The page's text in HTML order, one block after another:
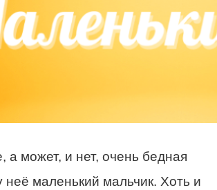
а может, и нет, очень бедная
неё маленький мальчик. Хоть и